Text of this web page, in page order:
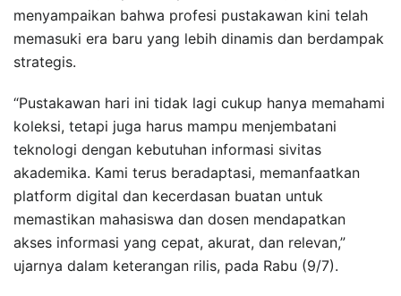
menyampaikan bahwa profesi pustakawan kini telah
memasuki era baru yang lebih dinamis dan berdampak
strategis.
“Pustakawan hari ini tidak lagi cukup hanya memahami
koleksi, tetapi juga harus mampu menjembatani
teknologi dengan kebutuhan informasi sivitas
akademika. Kami terus beradaptasi, memanfaatkan
platform digital dan kecerdasan buatan untuk
memastikan mahasiswa dan dosen mendapatkan
akses informasi yang cepat, akurat, dan relevan,”
ujarnya dalam keterangan rilis, pada Rabu (9/7).